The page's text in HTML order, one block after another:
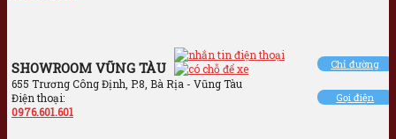
SHOWROOM VŨNG TÀU
655 Trương Công Định, P.8, Bà Rịa - Vũng Tàu
Điện thoại:
0976.601.601
Chỉ đường
Gọi điện